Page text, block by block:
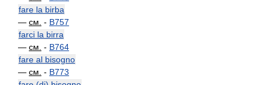
fare la birba
— см. - B757
farci la birra
— см. - B764
fare al bisogno
— см. - B773